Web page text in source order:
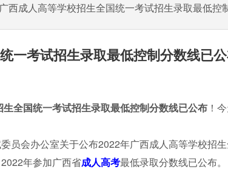
西成人高等学校招生全国统一考试招生录取最低控
一考试招生录取最低控制分数线已
全国统一考试招生录取最低控制分数线已公布 ！
员会办公室关于公布2022年广西成人高等学校招
年参加广西省成人高考最低录取分数线已公布。